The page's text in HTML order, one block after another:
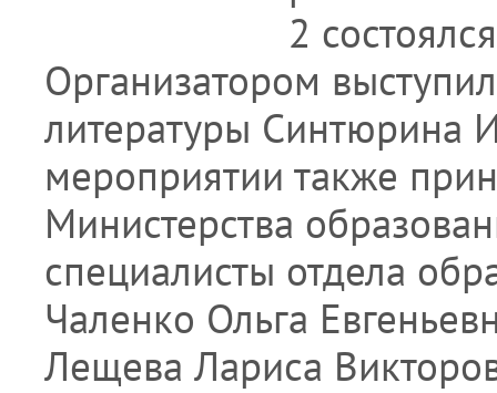
2
Организатором
литературы Синтюрина
мероприятии также
Министерства
специалисты отдела
Чаленко Ольга
Лещева Лариса